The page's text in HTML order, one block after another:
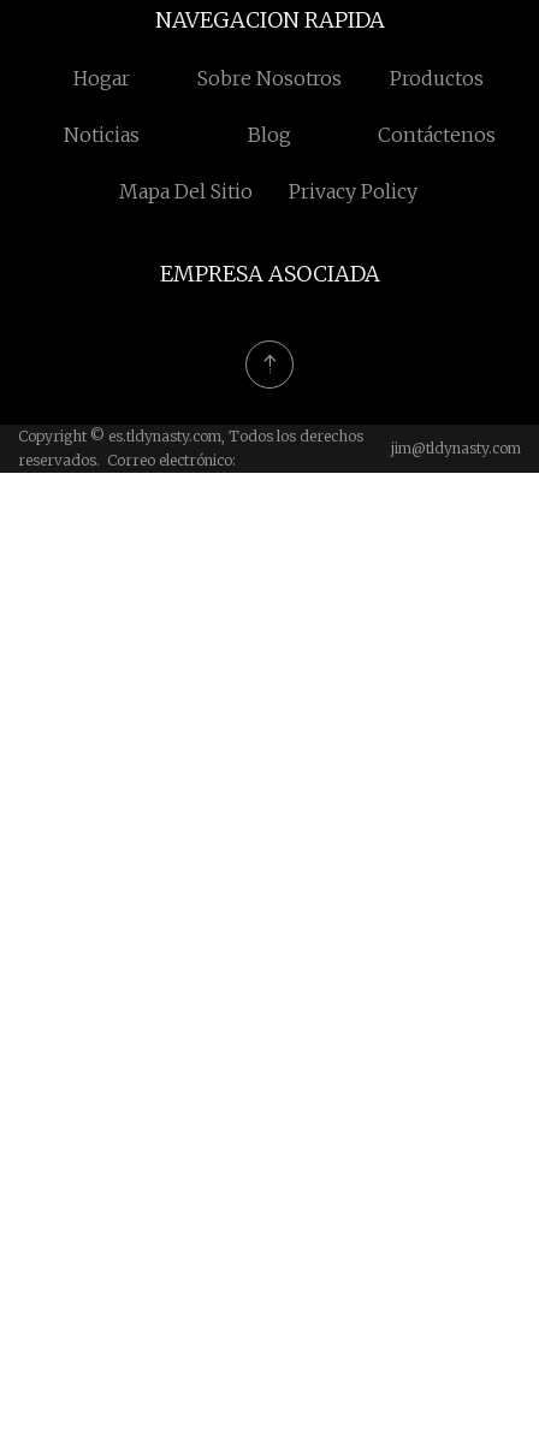
NAVEGACION RAPIDA
Hogar Sobre Nosotros Productos
Noticias Blog Contáctenos
Mapa Del Sitio Privacy Policy
EMPRESA ASOCIADA
Copyright © es.tldynasty.com, Todos los derechos
reservados. Correo electrónico:
jim@tldynasty.com